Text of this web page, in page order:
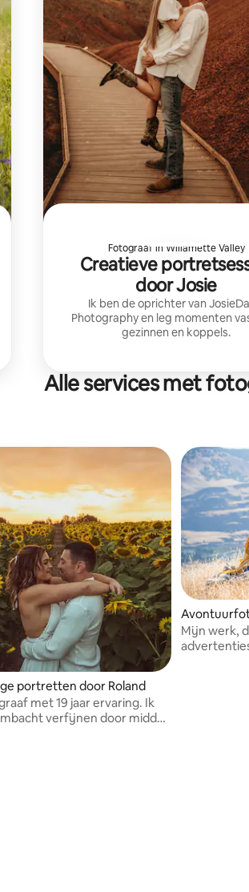
Fotograaf in Willamette Valley
Creatieve
door Josie
Ik ben de oprichter van
Photography en leg momenten
gezinnen en koppels.
Alle services met
portretten door Roland
met 19 jaar ervaring. Ik
verfijnen door middel
Mijn werk,